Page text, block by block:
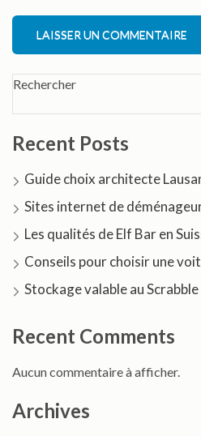
Alternative:
Rechercher
Recent Posts
Guide choix architecte
Sites internet de
Les qualités de Elf Bar en
Conseils pour choisir une
Stockage valable au Scrabble
Recent Comments
Aucun commentaire à afficher.
Archives